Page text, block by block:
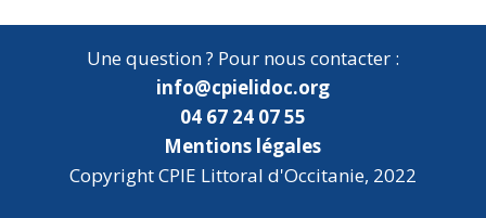
Une question ? Pour nous contacter :
info@cpielidoc.org
04 67 24 07 55
Mentions légales
Copyright CPIE Littoral d'Occitanie, 2022